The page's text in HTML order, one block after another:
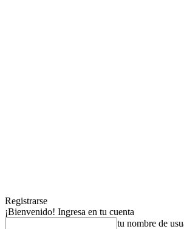
Registrarse
¡Bienvenido! Ingresa en tu cuenta
tu nombre de